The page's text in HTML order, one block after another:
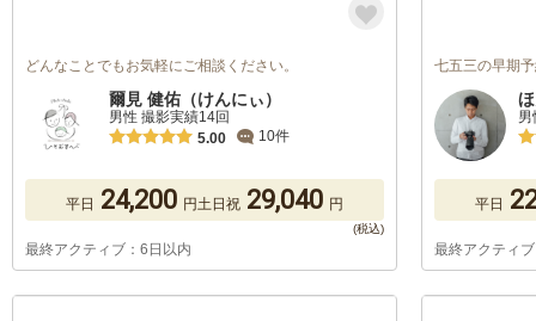
どんなことでもお気軽にご相談ください。
爾見 健佑（けんにぃ）
男性 撮影実績14回
5.00
10件
平日 24,200 円土日祝 29,040 円
最終アクティブ：6日以内
七五三の早期
平日
最終アクティ